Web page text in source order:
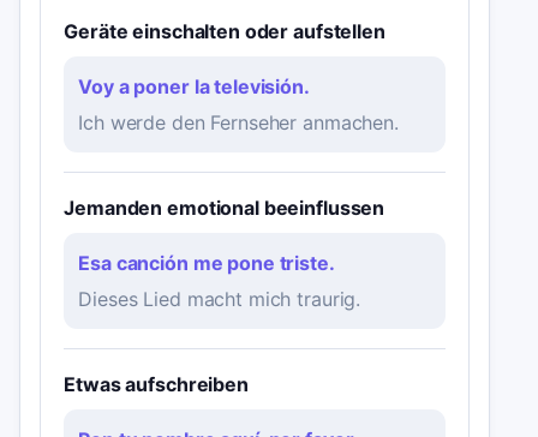
Geräte einschalten oder aufstellen
Voy a poner la televisión.
Ich werde den Fernseher anmachen.
Jemanden emotional beeinflussen
Esa canción me pone triste.
Dieses Lied macht mich traurig.
Etwas aufschreiben